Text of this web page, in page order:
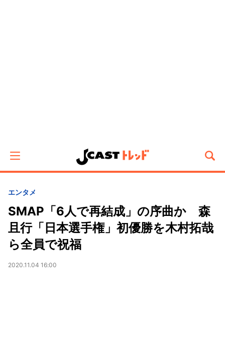
エンタメ
SMAP「6人で再結成」の序曲か 森
且行「日本選手権」初優勝を木村拓哉
ら全員で祝福
2020.11.04 16:00